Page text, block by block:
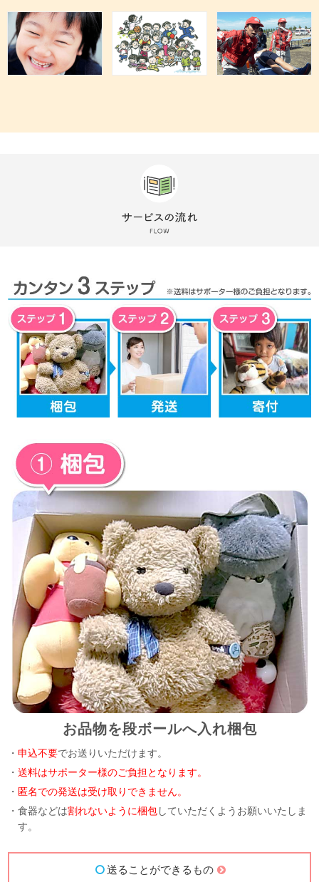
お品物を段ボールへ入れ梱包
・申込不要 でお送りいただけます。
・送料はサポーター様のご負担となります。
・匿名での発送は受け取りできません。
・食器などは割れないように梱包していただくようお願いいたしま
す。
送ることができるもの